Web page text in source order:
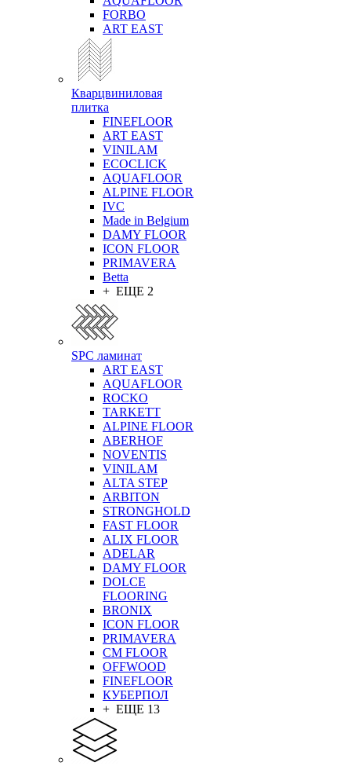
FORBO
ART EAST
Кварцвиниловая
плитка
FINEFLOOR
ART EAST
VINILAM
ECOCLICK
AQUAFLOOR
ALPINE FLOOR
IVC
Made in Belgium
DAMY FLOOR
ICON FLOOR
PRIMAVERA
Betta
+ ЕЩЕ 2
SPC ламинат
ART EAST
AQUAFLOOR
ROCKO
TARKETT
ALPINE FLOOR
ABERHOF
NOVENTIS
VINILAM
ALTA STEP
ARBITON
STRONGHOLD
FAST FLOOR
ALIX FLOOR
ADELAR
DAMY FLOOR
DOLCE
FLOORING
BRONIX
ICON FLOOR
PRIMAVERA
CM FLOOR
OFFWOOD
FINEFLOOR
КУБЕРПОЛ
+ ЕЩЕ 13